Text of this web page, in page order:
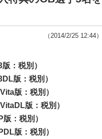
（2014/2/25 12:44）
：税別）
版：税別）
版：税別）
版：税別）
：税別）
版：税別）